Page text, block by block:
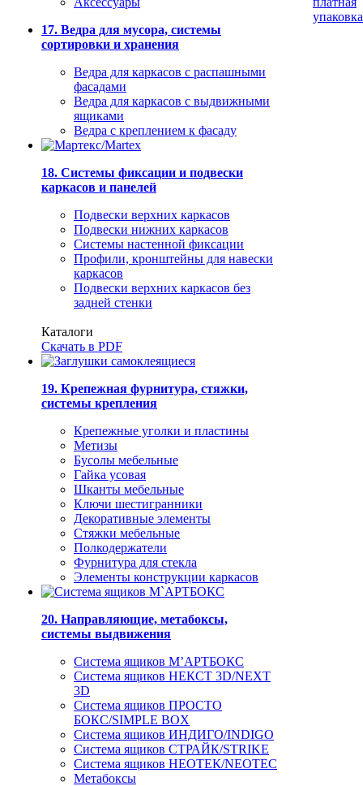
17. Ведра для мусора, системы
сортировки и хранения
Ведра для каркасов с распашными
фасадами
Ведра для каркасов с выдвижными
ящиками
Ведра с креплением к фасаду
18. Системы фиксации и подвески
каркасов и панелей
Подвески верхних каркасов
Подвески нижних каркасов
Системы настенной фиксации
Профили, кронштейны для навески
каркасов
Подвески верхних каркасов без
задней стенки
Каталоги
Скачать в PDF
19. Крепежная фурнитура, стяжки,
системы крепления
Крепежные уголки и пластины
Метизы
Бусолы мебельные
Гайка усовая
Шканты мебельные
Ключи шестигранники
Декоративные элементы
Стяжки мебельные
Полкодержатели
Фурнитура для стекла
Элементы конструкции каркасов
20. Направляющие, метабоксы,
системы выдвижения
Система ящиков М’АРТБОКС
Система ящиков НЕКСТ 3D/NEXT
3D
Система ящиков ПРОСТО
БОКС/SIMPLE BOX
Система ящиков ИНДИГО/INDIGO
Система ящиков СТРАЙК/STRIKE
Система ящиков НЕОТЕК/NEOTEC
Метабоксы
упаковка